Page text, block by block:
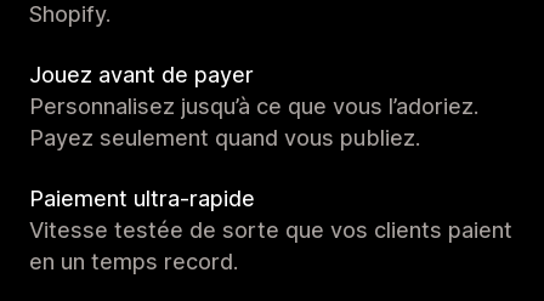
Shopify.
Jouez avant de payer
Personnalisez jusqu’à ce que vous l’adoriez.
Payez seulement quand vous publiez.
Paiement ultra-rapide
Vitesse testée de sorte que vos clients paient
en un temps record.